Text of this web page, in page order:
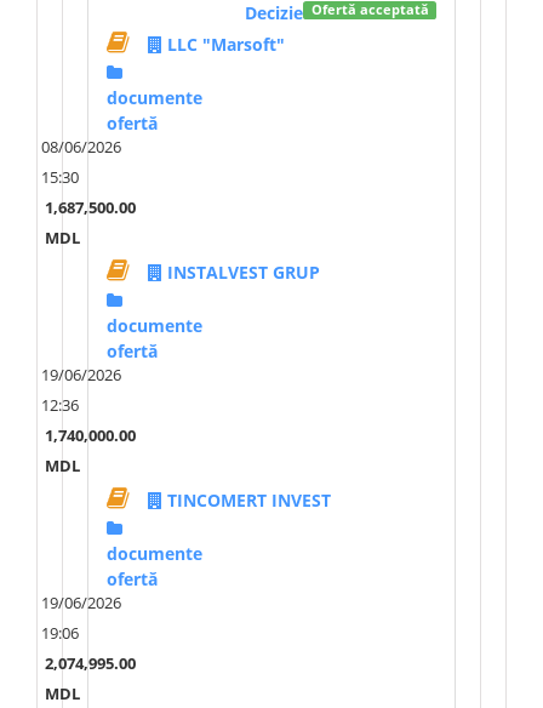
Ofertă acceptată
Decizie
LLC "Marsoft"
documente
ofertă
08/06/2026
15:30
1,687,500.00
MDL
INSTALVEST GRUP
documente
ofertă
19/06/2026
12:36
1,740,000.00
MDL
TINCOMERT INVEST
documente
ofertă
19/06/2026
19:06
2,074,995.00
MDL